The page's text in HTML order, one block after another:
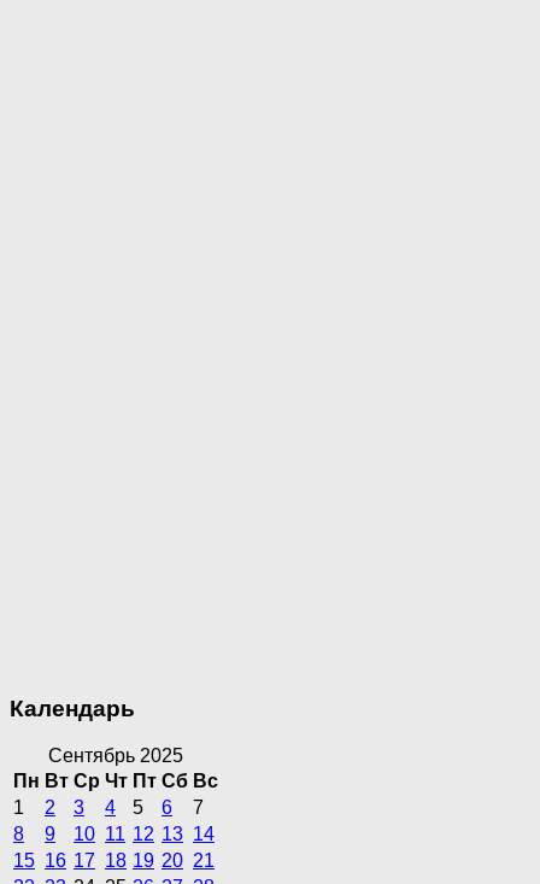
Календарь
Сентябрь 2025
Пн Вт Ср Чт Пт Сб Вс
1
2 3 4 5 6
7
8
9 10 11 12 13 14
15 16 17 18 19 20 21